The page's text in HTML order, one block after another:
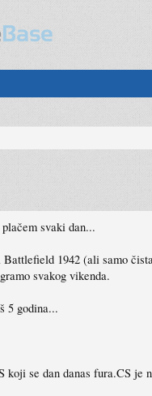
svaki dan...
1942 (ali samo
svakog vikenda.
5 godina...
se dan danas fura.CS je